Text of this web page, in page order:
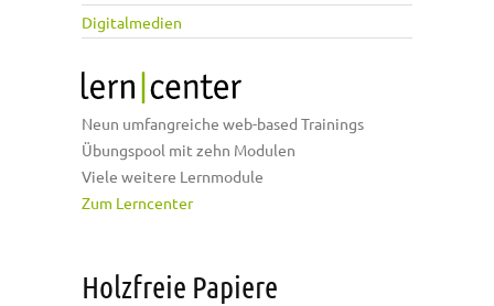
Digitalmedien
Neun umfangreiche web-based Trainings
Übungspool mit zehn Modulen
Viele weitere Lernmodule
Zum Lerncenter
Holzfreie Papiere